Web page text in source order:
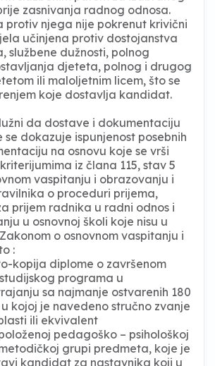
zasnivanja radnog odnosa.
protiv njega nije pokrenut krivični
učinjena protiv dostojanstva
službene dužnosti, polnog
djeteta, polnog i drugog
ili maloljetnim licem, što se
koje dostavlja kandidat.
da dostave i dokumentaciju
se dokazuje ispunjenost posebnih
na osnovu koje se vrši
iz člana 115, stav 5
vaspitanju i obrazovanju i
o proceduri prijema,
prijem radnika u radni odnos i
u osnovnoj školi koje nisu u
o osnovnom vaspitanju i
:
kopija diplome o završenom
programa u
sa najmanje ostvarenih 180
u kojoj je navedeno stručno zvanje
ili ekvivalent
pedagoško – psihološkoj
grupi predmeta, koje je
kandidat za nastavnika koji u